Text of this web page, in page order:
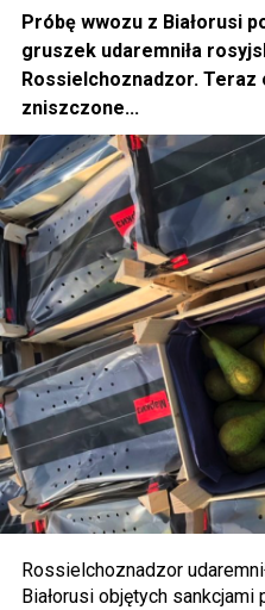
Próbę wwozu z Białorusi
gruszek udaremniła
Rossielchoznadzor. Teraz
zniszczone...
Rossielchoznadzor
Białorusi objętych